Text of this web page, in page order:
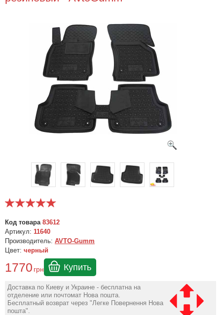
Код товара 83612
Артикул: 11640
Производитель: AVTO-Gumm
Цвет: черный
1770 грн Купить
Доставка по Киеву и Украине - бесплатна на
отделение или почтомат Нова пошта.
Бесплатный возврат через "Легке Повернення Нова
пошта".